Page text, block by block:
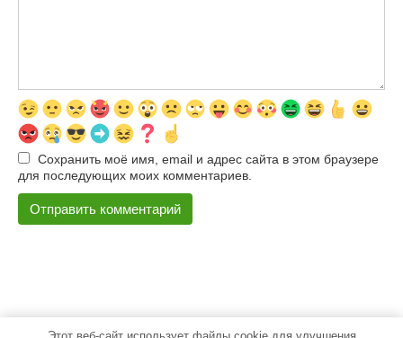
Сохранить моё имя, email и адрес сайта в этом браузере
для последующих моих комментариев.